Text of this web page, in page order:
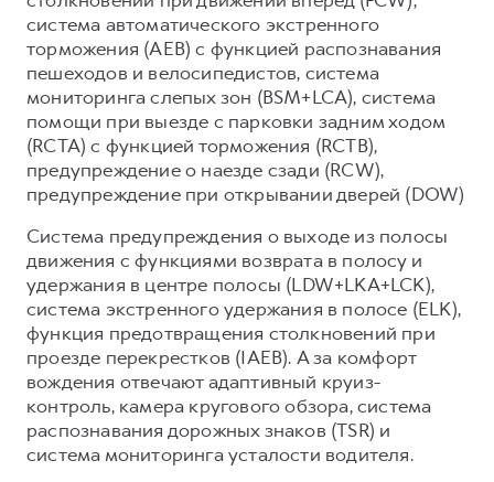
система автоматического экстренного
торможения (AEB) с функцией распознавания
пешеходов и велосипедистов, система
мониторинга слепых зон (BSM+LCA), система
помощи при выезде с парковки задним ходом
(RCTA) с функцией торможения (RCTB),
предупреждение о наезде сзади (RCW),
предупреждение при открывании дверей (DOW)
Система предупреждения о выходе из полосы
движения с функциями возврата в полосу и
удержания в центре полосы (LDW+LKA+LCK),
система экстренного удержания в полосе (ELK),
функция предотвращения столкновений при
проезде перекрестков (IAEB). А за комфорт
вождения отвечают адаптивный круиз-
контроль, камера кругового обзора, система
распознавания дорожных знаков (TSR) и
система мониторинга усталости водителя.